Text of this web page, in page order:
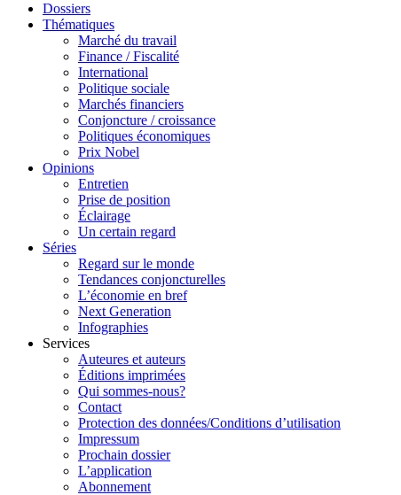
Dossiers
Thématiques
Marché du travail
Finance / Fiscalité
International
Politique sociale
Marchés financiers
Conjoncture / croissance
Politiques économiques
Prix Nobel
Opinions
Entretien
Prise de position
Éclairage
Un certain regard
Séries
Regard sur le monde
Tendances conjoncturelles
L’économie en bref
Next Generation
Infographies
Services
Auteures et auteurs
Éditions imprimées
Qui sommes-nous?
Contact
Protection des données/Conditions d’utilisation
Impressum
Prochain dossier
L’application
Abonnement